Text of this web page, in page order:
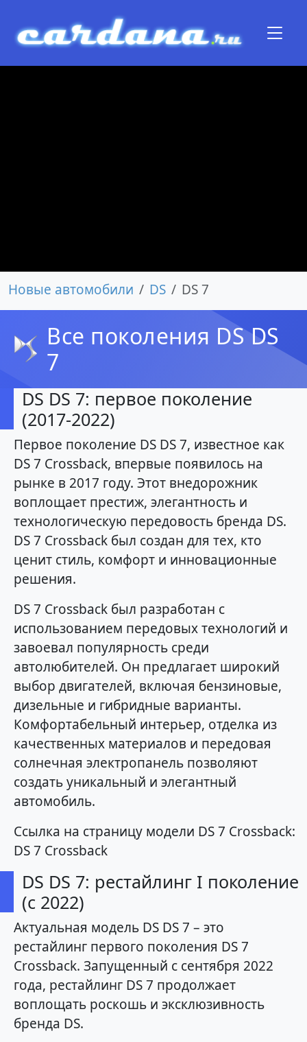
Новые автомобили DS DS 7
Все поколения DS DS
7
DS DS 7: первое поколение
(2017-2022)
Первое поколение DS DS 7, известное как
DS 7 Crossback, впервые появилось на
рынке в 2017 году. Этот внедорожник
воплощает престиж, элегантность и
технологическую передовость бренда DS.
DS 7 Crossback был создан для тех, кто
ценит стиль, комфорт и инновационные
решения.
DS 7 Crossback был разработан с
использованием передовых технологий и
завоевал популярность среди
автолюбителей. Он предлагает широкий
выбор двигателей, включая бензиновые,
дизельные и гибридные варианты.
Комфортабельный интерьер, отделка из
качественных материалов и передовая
солнечная электропанель позволяют
создать уникальный и элегантный
автомобиль.
Ссылка на страницу модели DS 7 Crossback:
DS 7 Crossback
DS DS 7: рестайлинг I поколение
(с 2022)
Актуальная модель DS DS 7 – это
рестайлинг первого поколения DS 7
Crossback. Запущенный с сентября 2022
года, рестайлинг DS 7 продолжает
воплощать роскошь и эксклюзивность
бренда DS.